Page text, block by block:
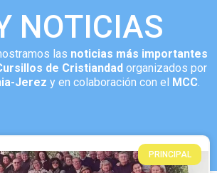
NOTICIAS
las noticias más importantes
de Cristiandad organizados por
Jerez y en colaboración con el MCC
PRINCIPAL